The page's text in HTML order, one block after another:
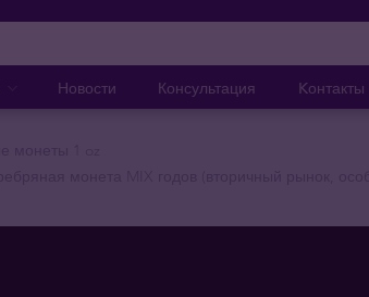
Новости Консультация Kонтакты